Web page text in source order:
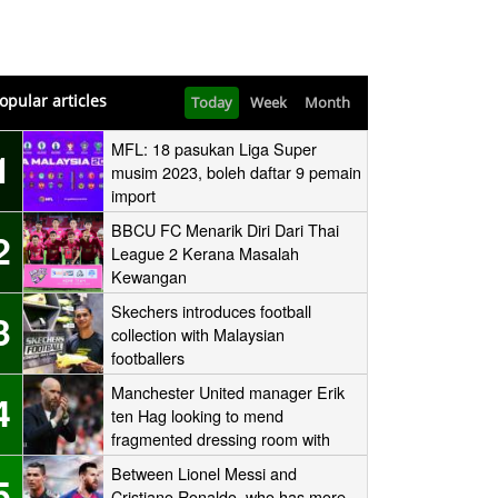
articles Today Week Month
MFL: 18 pasukan Liga Super
musim 2023, boleh daftar 9 pemain
import
BBCU FC Menarik Diri Dari Thai
League 2 Kerana Masalah
Kewangan
Skechers introduces football
collection with Malaysian
footballers
Manchester United manager Erik
ten Hag looking to mend
fragmented dressing room with
one-to-one sessions with his
players
Between Lionel Messi and